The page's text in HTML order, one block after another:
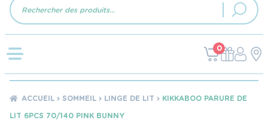
de
produits
0
ACCUEIL SOMMEIL LINGE DE LIT
KIKKABOO PARURE DE
LIT 6PCS 70/140 PINK BUNNY